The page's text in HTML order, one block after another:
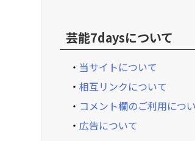
芸能7daysについて
・ 当サイトについて
・ 相互リンクについて
・ コメント欄のご利用につ
・ 広告について